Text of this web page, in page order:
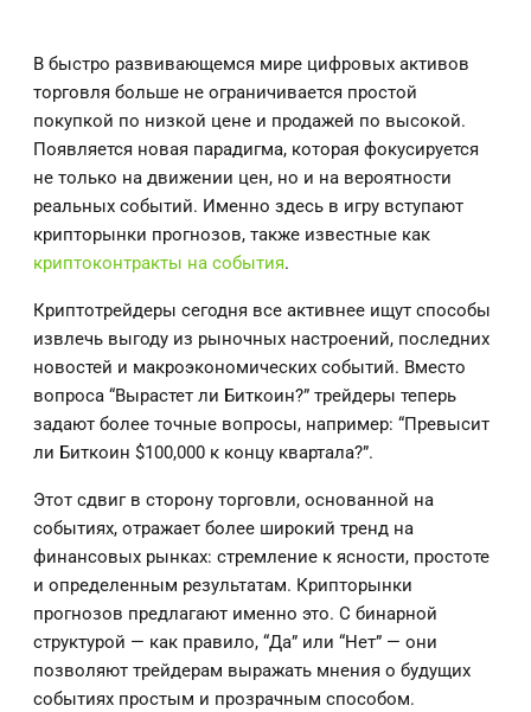
В быстро развивающемся мире цифровых активов
торговля больше не ограничивается простой
покупкой по низкой цене и продажей по высокой.
Появляется новая парадигма, которая фокусируется
не только на движении цен, но и на вероятности
реальных событий. Именно здесь в игру вступают
крипторынки прогнозов, также известные как
криптоконтракты на события.
Криптотрейдеры сегодня все активнее ищут способы
извлечь выгоду из рыночных настроений, последних
новостей и макроэкономических событий. Вместо
вопроса “Вырастет ли Биткоин?” трейдеры теперь
задают более точные вопросы, например: “Превысит
ли Биткоин $100,000 к концу квартала?”.
Этот сдвиг в сторону торговли, основанной на
событиях, отражает более широкий тренд на
финансовых рынках: стремление к ясности, простоте
и определенным результатам. Крипторынки
прогнозов предлагают именно это. С бинарной
структурой — как правило, “Да” или “Нет” — они
позволяют трейдерам выражать мнения о будущих
событиях простым и прозрачным способом.